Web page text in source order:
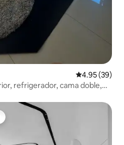
Calificación
4.95 (39)